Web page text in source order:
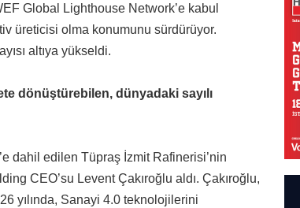
Global Lighthouse Network’e kabul
üreticisi olma konumunu sürdürüyor.
altıya yükseldi.
dönüştürebilen, dünyadaki sayılı
dahil edilen Tüpraş İzmit Rafinerisi’nin
CEO’su Levent Çakıroğlu aldı. Çakıroğlu,
yılında, Sanayi 4.0 teknolojilerini